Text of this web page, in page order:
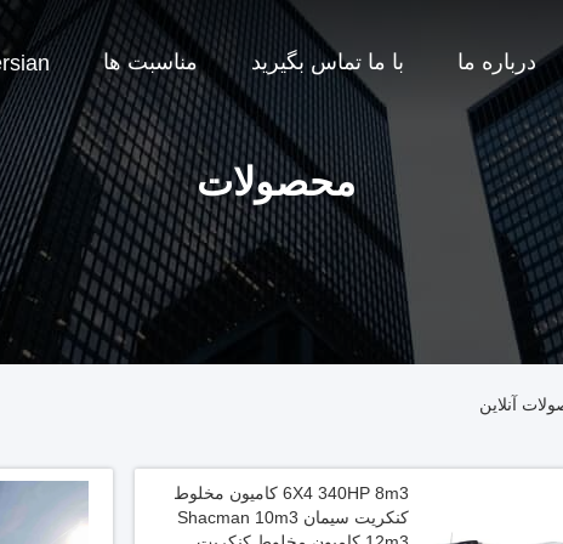
درباره ما با ما تماس بگیرید مناسبت ها
محصولات
6X4 340HP 8m3 کامیون مخلوط
کنکریت سیمان Shacman 10m3